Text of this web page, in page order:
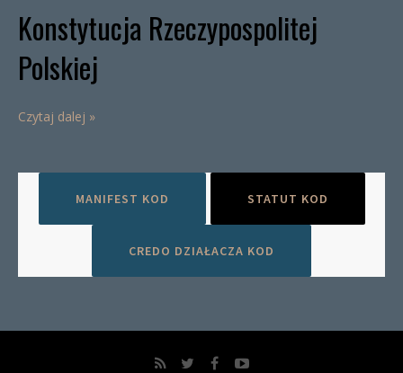
Konstytucja Rzeczypospolitej
Polskiej
Czytaj dalej »
MANIFEST KOD STATUT KOD
CREDO DZIAŁACZA KOD